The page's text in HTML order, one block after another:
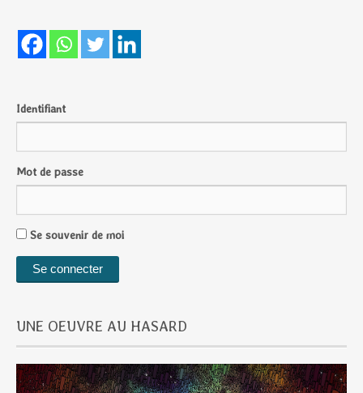
Identifiant
Mot de passe
Se souvenir de moi
UNE OEUVRE AU HASARD